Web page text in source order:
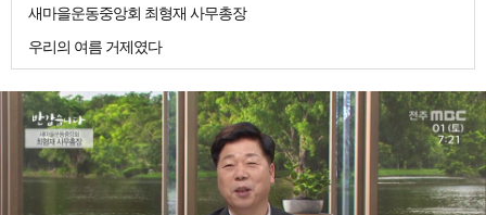
새마을운동중앙회 최형재 사무총장
우리의 여름 거제였다